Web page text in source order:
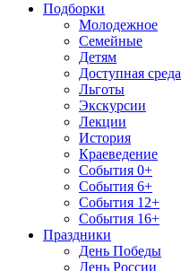
Подборки
Молодежное
Семейные
Детям
Доступная среда
Льготы
Экскурсии
Лекции
История
Краеведение
События 0+
События 6+
События 12+
События 16+
Праздники
День Победы
День России